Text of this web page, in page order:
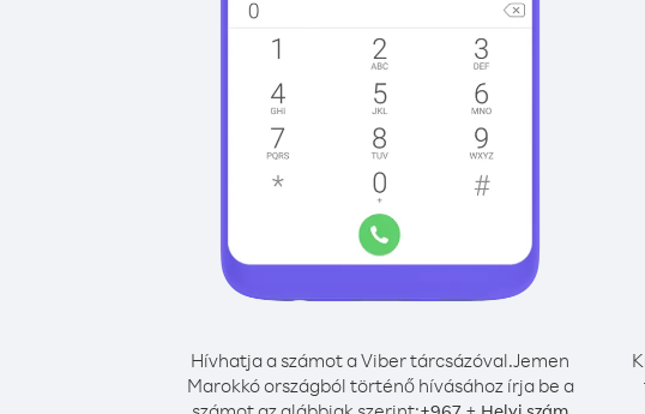
Hívhatja a számot a Viber tárcsázóval.Jemen
Marokkó országból történő hívásához írja be a